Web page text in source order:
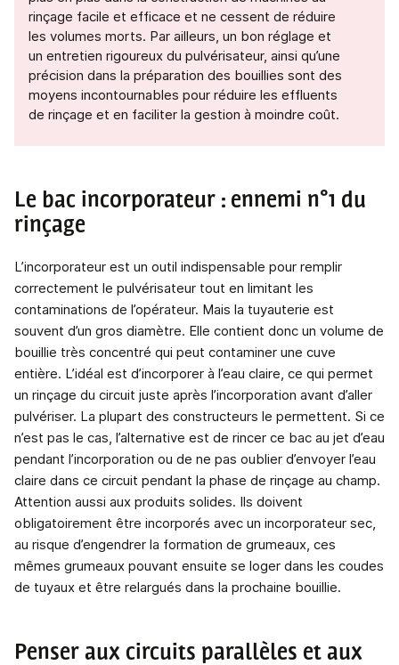
rinçage facile et efficace et ne cessent de réduire
les volumes morts. Par ailleurs, un bon réglage et
un entretien rigoureux du pulvérisateur, ainsi qu’une
précision dans la préparation des bouillies sont des
moyens incontournables pour réduire les effluents
de rinçage et en faciliter la gestion à moindre coût.
Le bac incorporateur : ennemi n°1 du
rinçage
L’incorporateur est un outil indispensable pour remplir
correctement le pulvérisateur tout en limitant les
contaminations de l’opérateur. Mais la tuyauterie est
souvent d’un gros diamètre. Elle contient donc un volume de
bouillie très concentré qui peut contaminer une cuve
entière. L’idéal est d’incorporer à l’eau claire, ce qui permet
un rinçage du circuit juste après l’incorporation avant d’aller
pulvériser. La plupart des constructeurs le permettent. Si ce
n’est pas le cas, l’alternative est de rincer ce bac au jet d’eau
pendant l’incorporation ou de ne pas oublier d’envoyer l’eau
claire dans ce circuit pendant la phase de rinçage au champ.
Attention aussi aux produits solides. Ils doivent
obligatoirement être incorporés avec un incorporateur sec,
au risque d’engendrer la formation de grumeaux, ces
mêmes grumeaux pouvant ensuite se loger dans les coudes
de tuyaux et être relargués dans la prochaine bouillie.
Penser aux circuits parallèles et aux